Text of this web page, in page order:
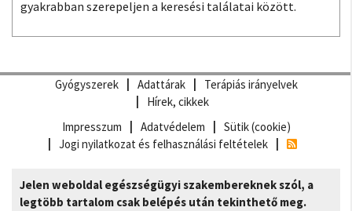
gyakrabban szerepeljen a keresési találatai között.
Gyógyszerek Adattárak
Terápiás irányelvek
Hírek, cikkek
Impresszum
Adatvédelem
Sütik (cookie)
Jogi nyilatkozat és felhasználási feltételek
Jelen weboldal egészségügyi szakembereknek szól, a
legtöbb tartalom csak belépés után tekinthető meg.